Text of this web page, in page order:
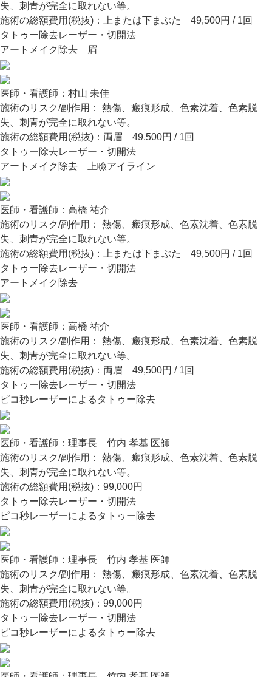
失、刺青が完全に取れない等。
施術の総額費用(税抜)：
上または下まぶた 49,500円 / 1回
タトゥー除去レーザー・切開法
アートメイク除去 眉
医師・看護師： 村山 未佳
施術のリスク/副作用：
熱傷、瘢痕形成、色素沈着、色素脱
失、刺青が完全に取れない等。
施術の総額費用(税抜)： 両眉 49,500円 / 1回
タトゥー除去レーザー・切開法
アートメイク除去 上瞼アイライン
医師・看護師： 高橋 祐介
施術のリスク/副作用：
熱傷、瘢痕形成、色素沈着、色素脱
失、刺青が完全に取れない等。
施術の総額費用(税抜)：
上または下まぶた 49,500円 / 1回
タトゥー除去レーザー・切開法
アートメイク除去
医師・看護師： 高橋 祐介
施術のリスク/副作用：
熱傷、瘢痕形成、色素沈着、色素脱
失、刺青が完全に取れない等。
施術の総額費用(税抜)： 両眉 49,500円 / 1回
タトゥー除去レーザー・切開法
ピコ秒レーザーによるタトゥー除去
医師・看護師： 理事長 竹内 孝基 医師
施術のリスク/副作用：
熱傷、瘢痕形成、色素沈着、色素脱
失、刺青が完全に取れない等。
施術の総額費用(税抜)： 99,000円
タトゥー除去レーザー・切開法
ピコ秒レーザーによるタトゥー除去
医師・看護師： 理事長 竹内 孝基 医師
施術のリスク/副作用：
熱傷、瘢痕形成、色素沈着、色素脱
失、刺青が完全に取れない等。
施術の総額費用(税抜)： 99,000円
タトゥー除去レーザー・切開法
ピコ秒レーザーによるタトゥー除去